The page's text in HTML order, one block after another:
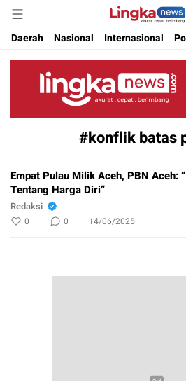
Lingkanews
Akurat. Cepat &
Daerah
Nasional Internasional
#konflik batas
Empat Pulau Milik Aceh, PBN Aceh:
Tentang Harga Diri”
Redaksi
0 0 14/06/2025